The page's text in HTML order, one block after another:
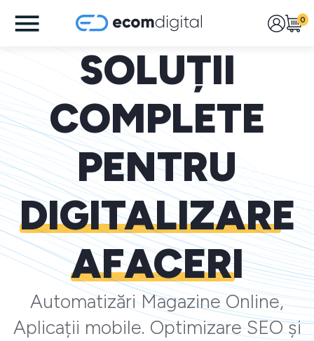
0
SOLUȚII
COMPLETE
PENTRU
DIGITALIZARE
AFACERI
Automatizări Magazine Online,
Aplicații mobile. Optimizare SEO și